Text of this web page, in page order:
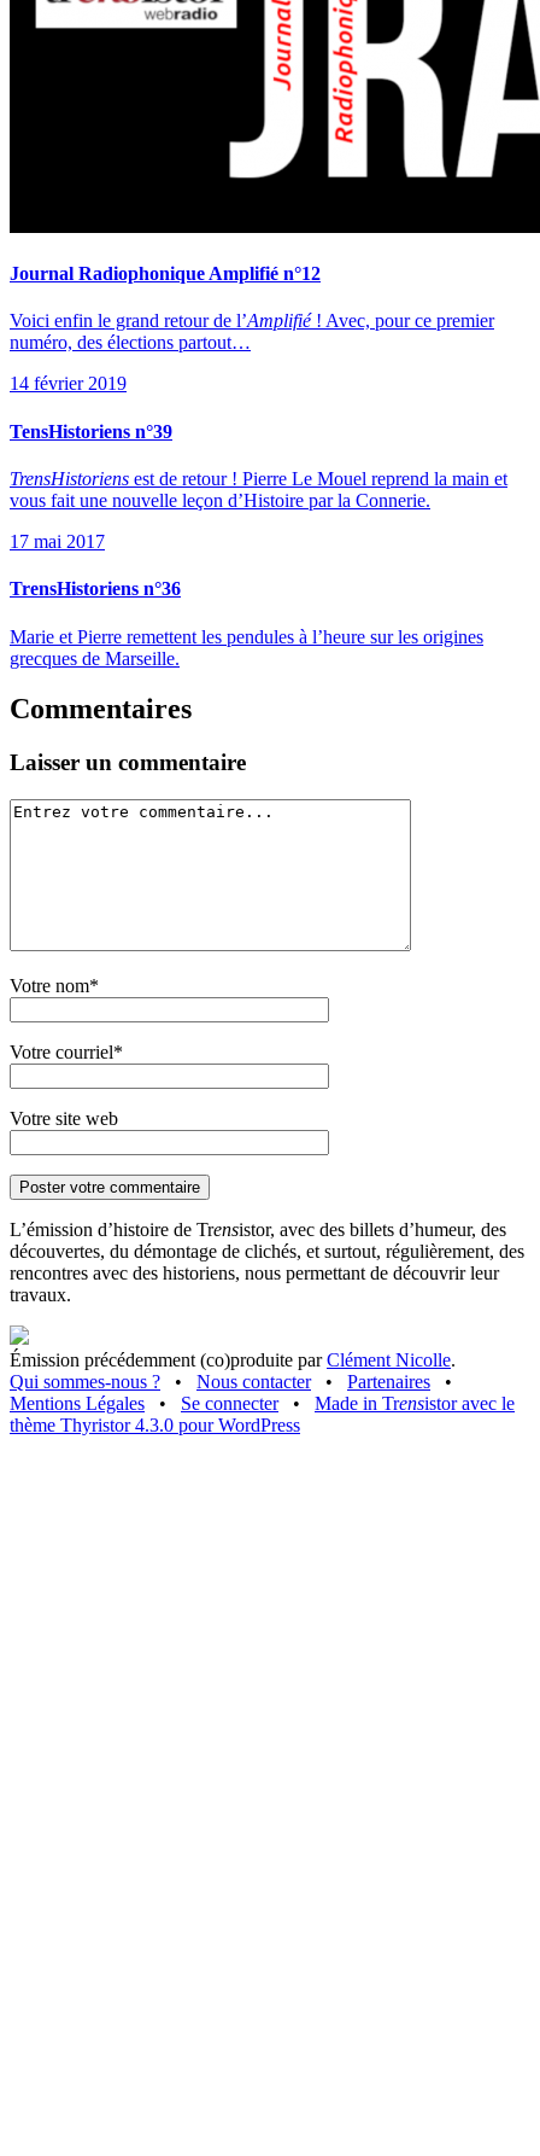
Journal Radiophonique Amplifié n°12
Voici enfin le grand retour de l’Amplifié ! Avec, pour ce premier
numéro, des élections partout…
14 février 2019
TensHistoriens n°39
TrensHistoriens est de retour ! Pierre Le Mouel reprend la main et
vous fait une nouvelle leçon d’Histoire par la Connerie.
17 mai 2017
TrensHistoriens n°36
Marie et Pierre remettent les pendules à l’heure sur les origines
grecques de Marseille.
Commentaires
Laisser un commentaire
Votre nom*
Votre courriel*
Votre site web
L’émission d’histoire de Trensistor, avec des billets d’humeur, des
découvertes, du démontage de clichés, et surtout, régulièrement, des
rencontres avec des historiens, nous permettant de découvrir leur
travaux.
Émission précédemment (co)produite parClément Nicolle.
Qui sommes-nous ?
• Nous contacter • Partenaires
•
Mentions Légales
• Se connecter • Made in Trensistor avec le
thème Thyristor 4.3.0 pour WordPress